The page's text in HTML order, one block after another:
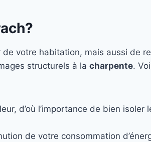
de votre habitation, mais aussi de
structurels à la charpente.
d’où l’importance de bien isoler
de votre consommation